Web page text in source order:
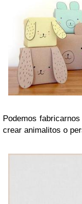
Podemos
crear animalitos o